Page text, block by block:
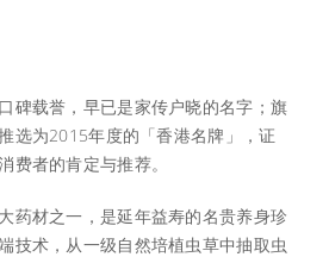
碑载誉，早已是家传户晓的名字；旗
选为2015年度的「香港名牌」，证
费者的肯定与推荐。
药材之一，是延年益寿的名贵养身珍
技术，从一级自然培植虫草中抽取虫